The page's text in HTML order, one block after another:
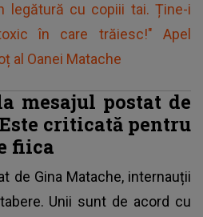
legătură cu copiii tai. Ține-i
în care trăiesc!" Apel
al Oanei Matache
mesajul postat de
criticată pentru
fiica
de Gina Matache, internauții
Unii sunt de acord cu